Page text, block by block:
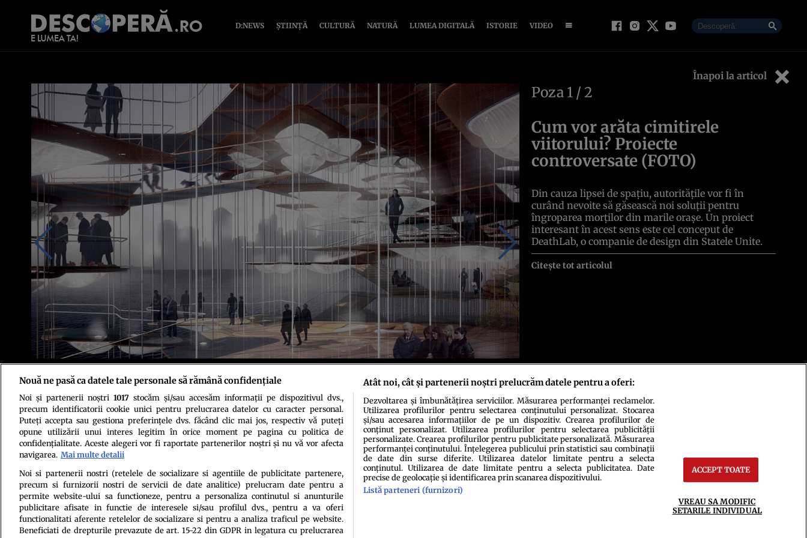
D:NEWS ȘTIINȚĂ CULTURĂ NATURĂ LUMEA DIGITALĂ ISTORIE VIDEO
Înapoi la articol
Din cauza lipsei de spaţiu, autorităţile vor fi în curând nevoite să găsească noi soluţii pentru îngroparea morţilor din marile oraşe. Un proiect
interesant în acest sens este cel conceput de DeathLab, o companie de design din Statele Unite.
Poza 1 / 2
Cum vor arăta cimitirele
viitorului? Proiecte
controversate (FOTO)
Din cauza lipsei de spaţiu, autorităţile vor fi în
curând nevoite să găsească noi soluţii pentru
îngroparea morţilor din marile oraşe. Un proiect
interesant în acest sens este cel conceput de
DeathLab, o companie de design din Statele Unite.
Citește tot articolul
Politica de confidenţialitatePolitica de cookiesTermeni şi condiţii Echipa redacțională ContactSetări Cookies
Nouă ne pasă ca datele tale personale să rămână confidențiale
Noi și partenerii noștri 1017stocăm și/sau accesăm informații pe dispozitivul dvs.,
precum identificatorii cookie unici pentru prelucrarea datelor cu caracter personal.
Puteți accepta sau gestiona preferințele dvs. făcând clic mai jos, respectiv vă puteți
opune utilizării unui interes legitim în orice moment pe pagina cu politica de
confidențialitate. Aceste alegeri vor fi raportate partenerilor noștri și nu vă vor afecta
navigarea. Mai multe detalii
Noi si partenerii nostri (retelele de socializare si agentiile de publicitate partenere,
precum si furnizorii nostri de servicii de date analitice) prelucram date pentru a
permite website-ului sa functioneze, pentru a personaliza continutul si anunturile
publicitare afisate in functie de interesele si/sau profilul dvs., pentru a va oferi
functionalitati aferente retelelor de socializare si pentru a analiza traficul pe website.
Beneficiati de drepturile prevazute de art. 15-22 din GDPR in legatura cu prelucrarea
Atât noi, cât și partenerii noștri prelucrăm datele pentru a oferi:
Dezvoltarea și îmbunătățirea serviciilor. Măsurarea performanței reclamelor.
Utilizarea profilurilor pentru selectarea conținutului personalizat. Stocarea
și/sau accesarea informațiilor de pe un dispozitiv. Crearea profilurilor de
conținut personalizat. Utilizarea profilurilor pentru selectarea publicității
personalizate. Crearea profilurilor pentru publicitate personalizată. Măsurarea
performanței conținutului. Înțelegerea publicului prin statistici sau combinații
de date din surse diferite. Utilizarea datelor limitate pentru a selecta
conținutul. Utilizarea de date limitate pentru a selecta publicitatea. Date
precise de geolocație și identificarea prin scanarea dispozitivului.
Listă parteneri (furnizori)
ACCEPT TOATE
VREAU SA MODIFIC
SETARILE INDIVIDUAL